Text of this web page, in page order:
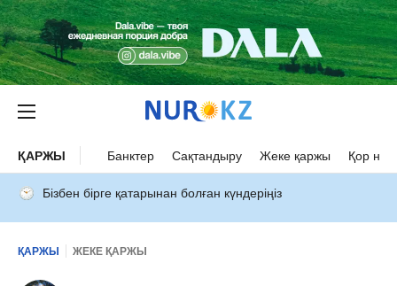
ҚАРЖЫ Банктер Сақтандыру Жеке қаржы Қор
Бізбен бірге қатарынан болған күндеріңіз
ҚАРЖЫ ЖЕКЕ ҚАРЖЫ